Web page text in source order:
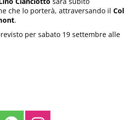
che lo porterà, attraversando ilCol
.
per sabato 19 settembre alle